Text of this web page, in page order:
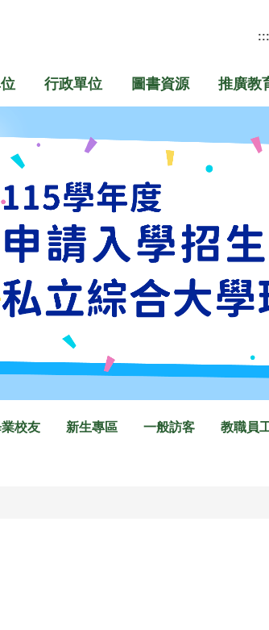
:::
行政單位 圖書資源 推廣教
校友 新生專區 一般訪客 教職員